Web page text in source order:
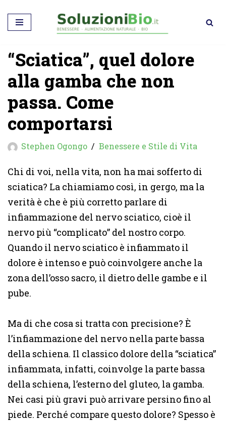
Vai
contenuto
“Sciatica”, quel dolore
alla gamba che non
passa. Come
comportarsi
Stephen Ogongo Benessere e Stile di Vita
Chi di voi, nella vita, non ha mai sofferto di
sciatica? La chiamiamo così, in gergo, ma la
verità è che è più corretto parlare di
infiammazione del nervo sciatico, cioè il
nervo più “complicato” del nostro corpo.
Quando il nervo sciatico è infiammato il
dolore è intenso e può coinvolgere anche la
zona dell’osso sacro, il dietro delle gambe e il
pube.
Ma di che cosa si tratta con precisione? È
l’infiammazione del nervo nella parte bassa
della schiena. Il classico dolore della “sciatica”
infiammata, infatti, coinvolge la parte bassa
della schiena, l’esterno del gluteo, la gamba.
Nei casi più gravi può arrivare persino fino al
piede. Perché compare questo dolore? Spesso è